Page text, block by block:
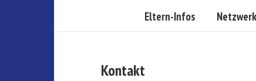
Eltern-Infos Netzwerk
Kontakt